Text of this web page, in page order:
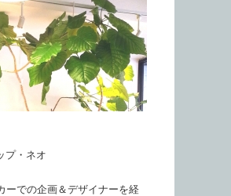
プ・ネオ
ーでの企画＆デザイナーを経